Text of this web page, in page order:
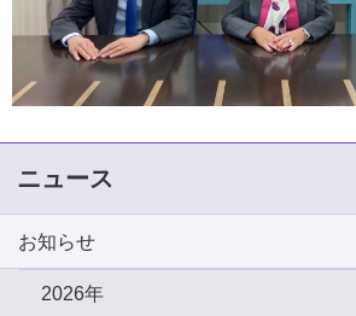
ニュース
お知らせ
2026年